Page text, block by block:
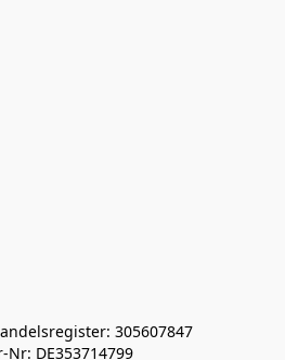
305607847
Nr: DE353714799